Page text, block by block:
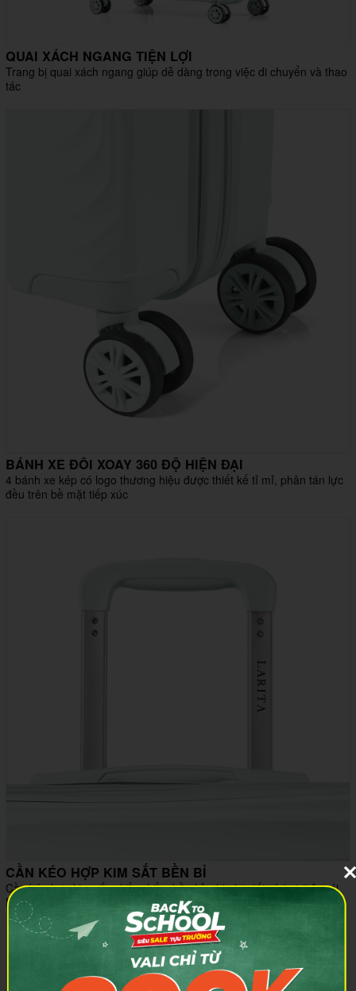
QUAI XÁCH NGANG TIỆN LỢI
Trang bị quai xách ngang giúp dễ dàng trong việc di chuyển và thao
tác
BÁNH XE ĐÔI XOAY 360 ĐỘ HIỆN ĐẠI
4 bánh xe kép có logo thương hiệu được thiết kế tỉ mỉ, phân tán lực
đều trên bề mặt tiếp xúc
CẦN KÉO HỢP KIM SẮT BỀN BỈ
Cần kéo hợp kim sắc chắc chắn, bền bỉ, chịu lực tốt và trượt êm ái.
Dễ dàng điều chỉnh độ cao, mang đến sự thoải mái khi di chuyển.